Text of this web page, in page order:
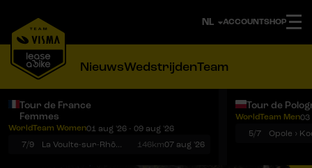
ACCOUNTSHOP
NieuwsWedstrijdenTeam
Tour de France
Femmes
WorldTeam Women01 aug '26 - 09 aug '26
7/9
La Voulte-sur-Rhône › Mont Ventoux 146km07 aug '26
Tour de
WorldTeam Men03
5/7